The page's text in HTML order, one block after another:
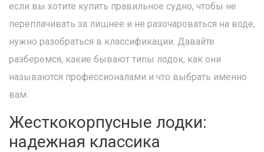
если вы хотите купить правильное судно, чтобы не
переплачивать за лишнее и не разочароваться на воде,
нужно разобраться в классификации. Давайте
разберемся, какие бывают типы лодок, как они
называются профессионалами и что выбрать именно
вам.
Жесткокорпусные лодки:
надежная классика